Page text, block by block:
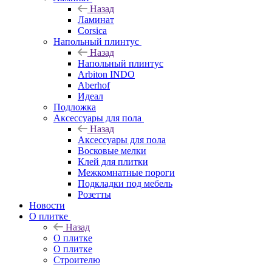
Назад
Ламинат
Corsica
Напольный плинтус
Назад
Напольный плинтус
Arbiton INDO
Aberhof
Идеал
Подложка
Аксессуары для пола
Назад
Аксессуары для пола
Восковые мелки
Клей для плитки
Межкомнатные пороги
Подкладки под мебель
Розетты
Новости
О плитке
Назад
О плитке
О плитке
Строителю